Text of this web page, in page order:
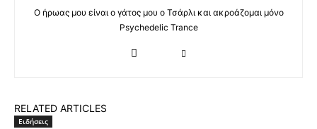
Ο ήρωας μου είναι ο γάτος μου ο Τσάρλι και ακροάζομαι μόνο
Psychedelic Trance
RELATED ARTICLES
Ειδήσεις